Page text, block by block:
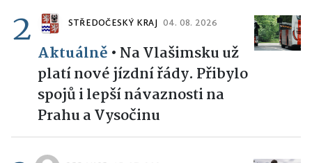
2 STŘEDOČESKÝ KRAJ 04. 08. 2026
Aktuálně • Na Vlašimsku už
platí nové jízdní řády. Přibylo
spojů i lepší návaznosti na
Prahu a Vysočinu